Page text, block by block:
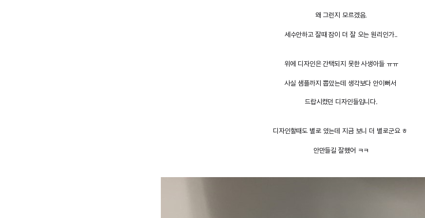
왜 그런지 모르겠음.
세수안하고 잘때 잠이 더 잘 오는 원리인가..
위에 디자인은 간택되지 못한 사생아들 ㅠㅠ
사실 샘플까지 뽑았는데 생각보다 안이뻐서
드랍시켰던 디자인들입니다.
디자인할때도 별로 였는데 지금 보니 더 별로군요 ㅎ
안만들길 잘했어 ㅋㅋ